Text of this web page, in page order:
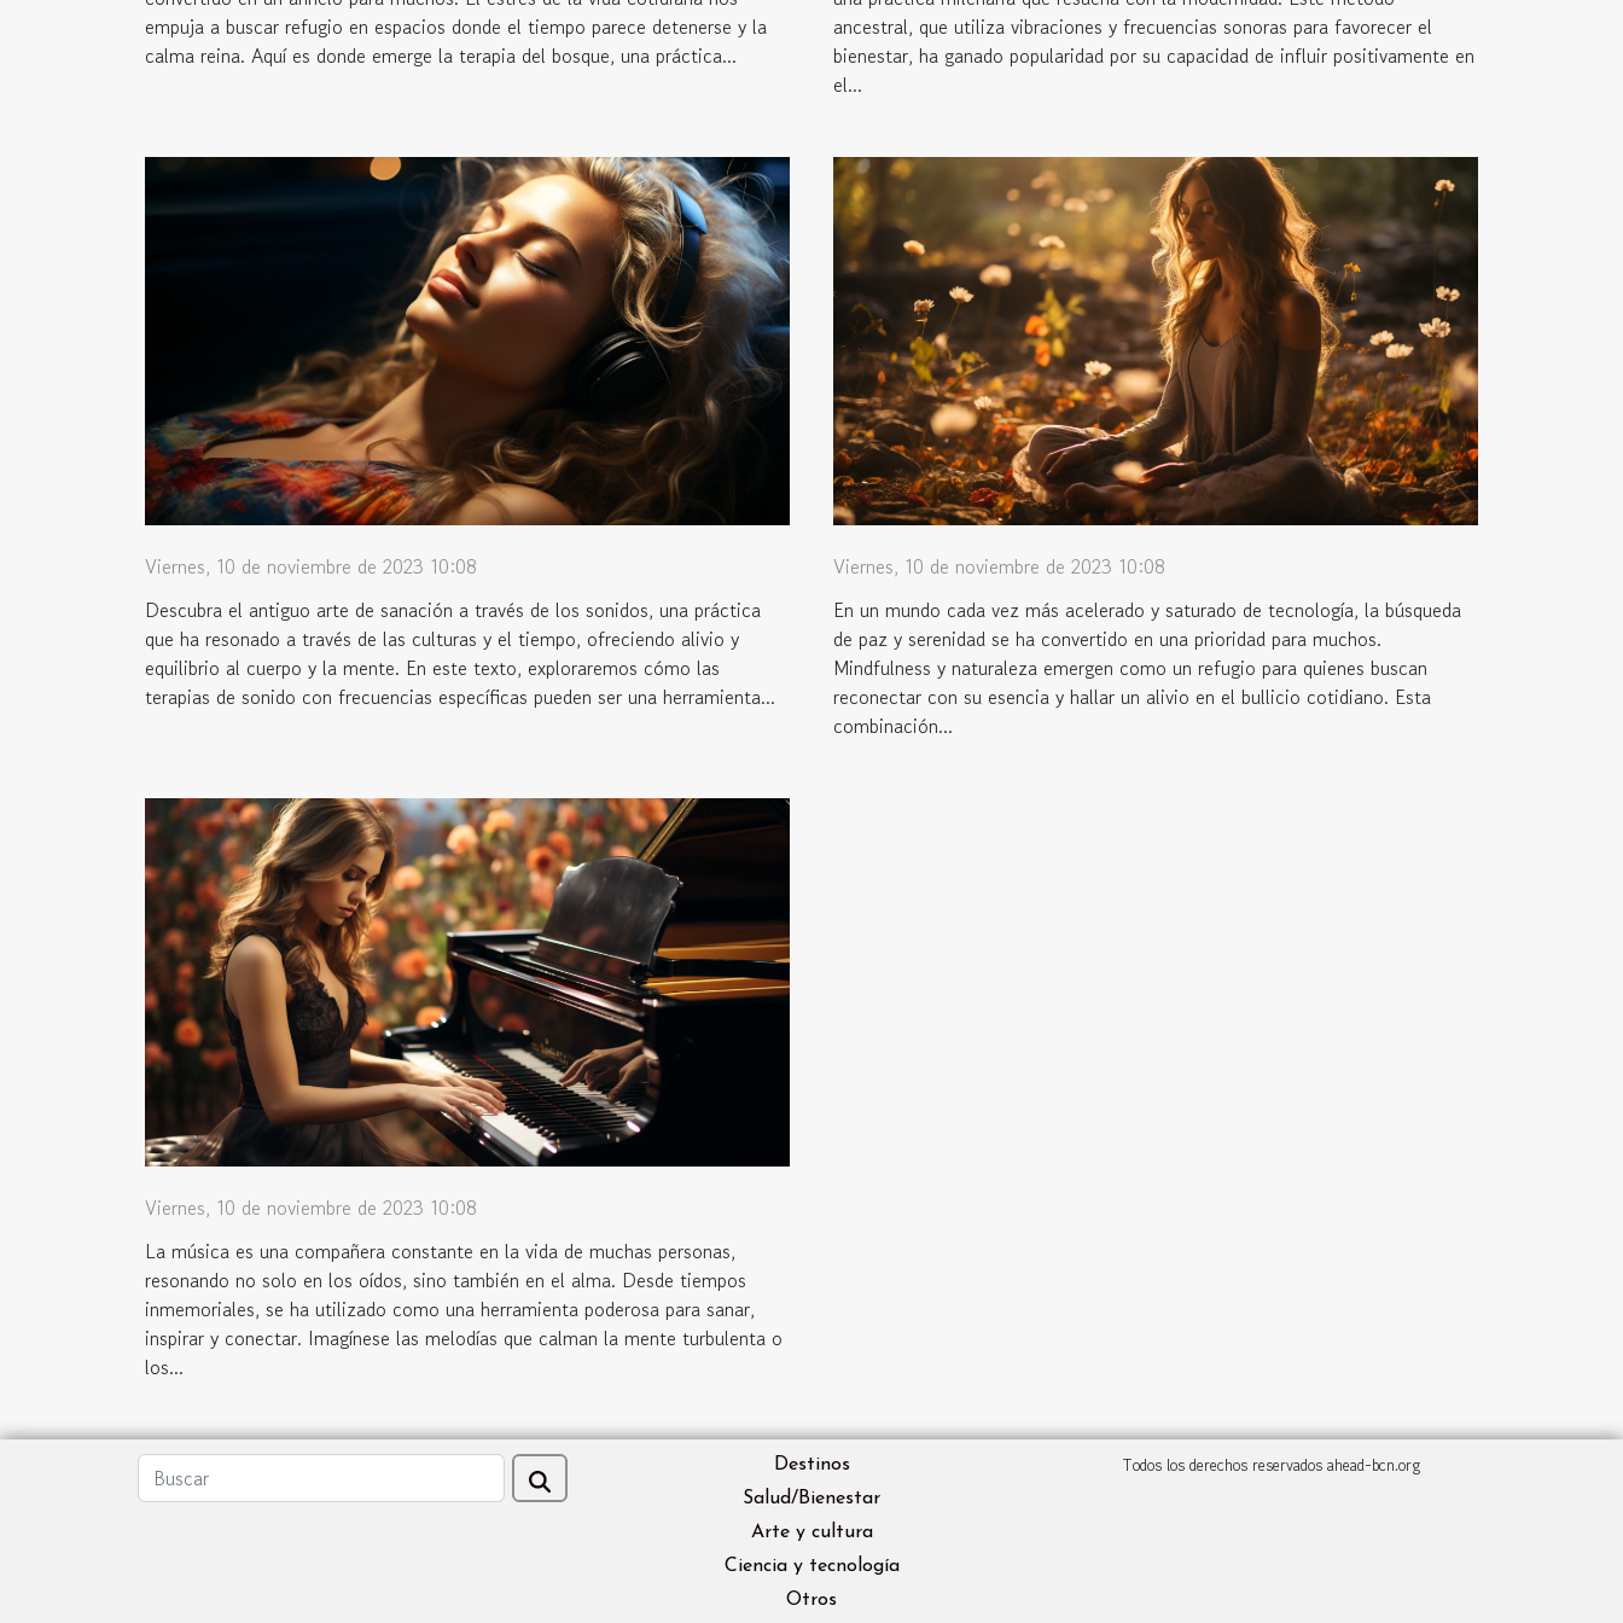
empuja a buscar refugio en espacios donde el tiempo parece detenerse y la
calma reina. Aquí es donde emerge la terapia del bosque, una práctica...
ancestral, que utiliza vibraciones y frecuencias sonoras para favorecer el
bienestar, ha ganado popularidad por su capacidad de influir positivamente en
el...
Viernes, 10 de noviembre de 2023 10:08
Descubra el antiguo arte de sanación a través de los sonidos, una práctica
que ha resonado a través de las culturas y el tiempo, ofreciendo alivio y
equilibrio al cuerpo y la mente. En este texto, exploraremos cómo las
terapias de sonido con frecuencias específicas pueden ser una herramienta...
Viernes, 10 de noviembre de 2023 10:08
En un mundo cada vez más acelerado y saturado de tecnología, la búsqueda
de paz y serenidad se ha convertido en una prioridad para muchos.
Mindfulness y naturaleza emergen como un refugio para quienes buscan
reconectar con su esencia y hallar un alivio en el bullicio cotidiano. Esta
combinación...
Viernes, 10 de noviembre de 2023 10:08
La música es una compañera constante en la vida de muchas personas,
resonando no solo en los oídos, sino también en el alma. Desde tiempos
inmemoriales, se ha utilizado como una herramienta poderosa para sanar,
inspirar y conectar. Imagínese las melodías que calman la mente turbulenta o
los...
Destinos
Salud/Bienestar
Arte y cultura
Ciencia y tecnología
Otros
Todos los derechos reservados ahead-bcn.org